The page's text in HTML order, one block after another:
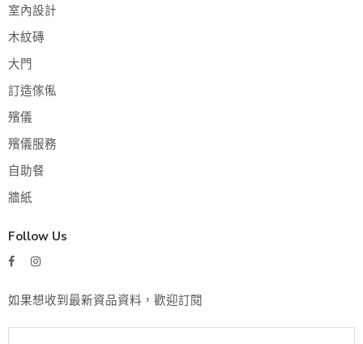
室內設計
木紋磚
大門
訂造傢俬
殯儀
殯儀服務
自助餐
牆紙
Follow Us
如果想收到最新資品資料，歡迎訂閱